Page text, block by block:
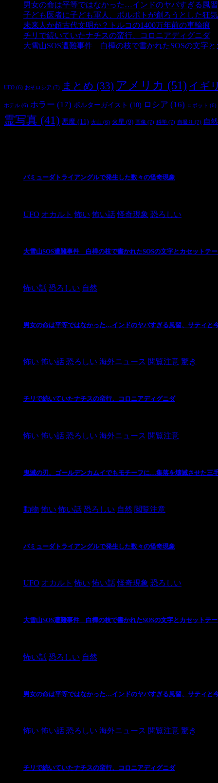
男女の命は平等ではなかった…インドのヤバすぎる風
子ども医者に子ども軍人、ポルポトが創ろうとした狂
未来人か超古代文明か？トルコの1400万年前の車輪痕
チリで続いていたナチスの蛮行、コロニアディグニダ-
大雪山SOS遭難事件 白樺の枝で書かれたSOSの文字
UFO (6) おそロシア (7) まとめ (33) アメリカ (51) イギ
ホテル (6) ホラー (17) ポルターガイスト (10) ロシア (16) ロボット (6)
霊写真 (41) 悪魔 (11) 火山 (6) 火星 (9) 画像 (7) 科学 (7) 自撮り (7) 自然
バミューダトライアングルで発生した数々の怪奇現象
UFO オカルト 怖い 怖い話 怪奇現象 恐ろしい
大雪山SOS遭難事件 白樺の枝で書かれたSOSの文字とカセットテ
怖い話 恐ろしい 自然
男女の命は平等ではなかった…インドのヤバすぎる風習、サティと
怖い 怖い話 恐ろしい 海外ニュース 閲覧注意 驚き
チリで続いていたナチスの蛮行、コロニアディグニダ
怖い 怖い話 恐ろしい 海外ニュース 閲覧注意
鬼滅の刃、ゴールデンカムイでもモチーフに…集落を壊滅させた三
動物 怖い 怖い話 恐ろしい 自然 閲覧注意
バミューダトライアングルで発生した数々の怪奇現象
UFO オカルト 怖い 怖い話 怪奇現象 恐ろしい
大雪山SOS遭難事件 白樺の枝で書かれたSOSの文字とカセットテ
怖い話 恐ろしい 自然
男女の命は平等ではなかった…インドのヤバすぎる風習、サティと
怖い 怖い話 恐ろしい 海外ニュース 閲覧注意 驚き
チリで続いていたナチスの蛮行、コロニアディグニダ